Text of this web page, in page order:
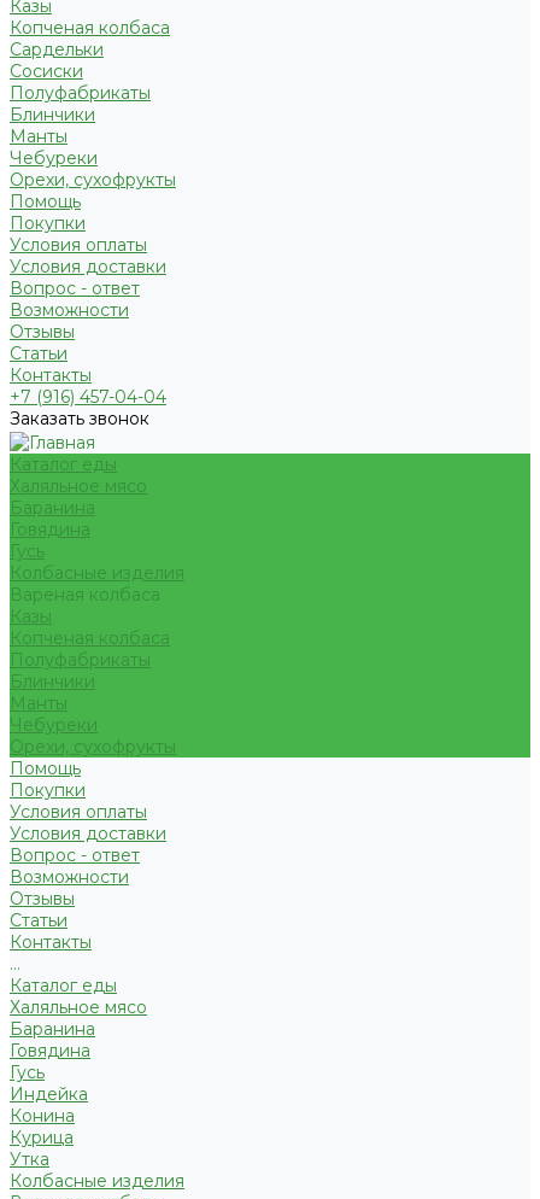
Казы
Копченая колбаса
Сардельки
Сосиски
Полуфабрикаты
Блинчики
Манты
Чебуреки
Орехи, сухофрукты
Помощь
Покупки
Условия оплаты
Условия доставки
Вопрос - ответ
Возможности
Отзывы
Статьи
Контакты
+7 (916) 457-04-04
Заказать звонок
Каталог еды
Халяльное мясо
Баранина
Говядина
Гусь
Колбасные изделия
Вареная колбаса
Казы
Копченая колбаса
Полуфабрикаты
Блинчики
Манты
Чебуреки
Орехи, сухофрукты
Помощь
Покупки
Условия оплаты
Условия доставки
Вопрос - ответ
Возможности
Отзывы
Статьи
Контакты
...
Каталог еды
Халяльное мясо
Баранина
Говядина
Гусь
Индейка
Конина
Курица
Утка
Колбасные изделия